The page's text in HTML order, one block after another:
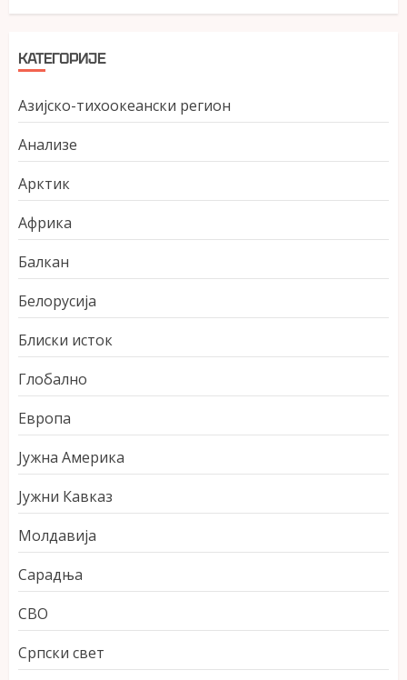
КАТЕГОРИЈЕ
Азијско-тихоокеански регион
Анализе
Арктик
Африка
Балкан
Белорусија
Блиски исток
Глобално
Европа
Јужна Америка
Јужни Кавказ
Молдавија
Сарадња
СВО
Српски свет